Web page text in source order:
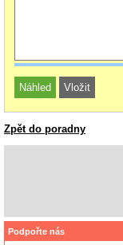
Zpět do poradny
Podpořte nás